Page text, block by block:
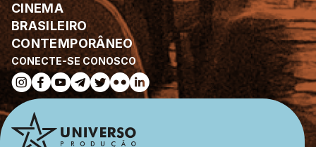
CONECTE-SE CONOSCO
CINEMA
BRASILEIRO
CONTEMPORÂNEO